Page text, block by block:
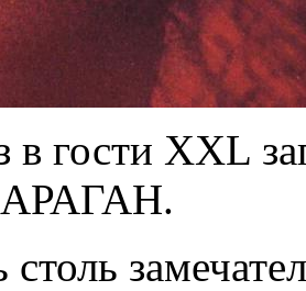
в гости XXL
столь